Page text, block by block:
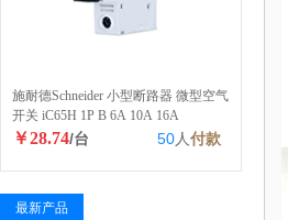
施耐德Schneider 小型断路器 微型空气
开关 iC65H 1P B 6A 10A 16A
￥28.74/台 50人付款
最新产品